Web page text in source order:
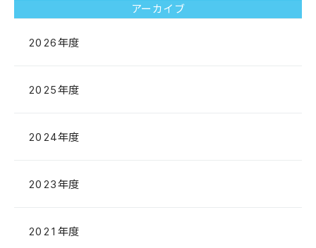
アーカイブ
2026年度
2025年度
2024年度
2023年度
2021年度